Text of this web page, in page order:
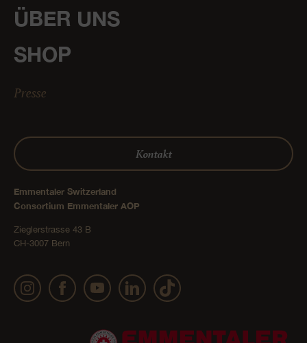
ÜBER UNS
SHOP
Presse
Kontakt
Emmentaler Switzerland
Consortium Emmentaler AOP
Zieglerstrasse 43 B
CH-3007 Bern